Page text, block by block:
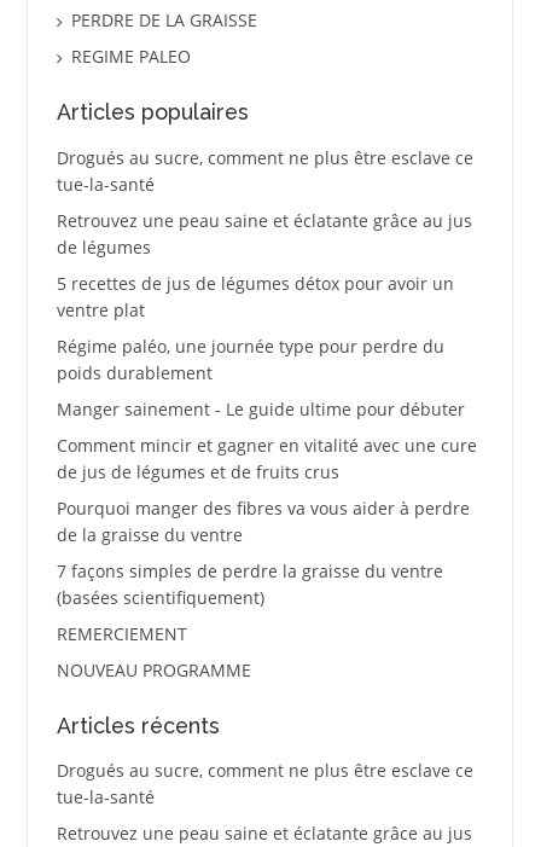
PERDRE DE LA GRAISSE
REGIME PALEO
Articles populaires
Drogués au sucre, comment ne plus être esclave ce
tue-la-santé
Retrouvez une peau saine et éclatante grâce au jus
de légumes
5 recettes de jus de légumes détox pour avoir un
ventre plat
Régime paléo, une journée type pour perdre du
poids durablement
Manger sainement - Le guide ultime pour débuter
Comment mincir et gagner en vitalité avec une cure
de jus de légumes et de fruits crus
Pourquoi manger des fibres va vous aider à perdre
de la graisse du ventre
7 façons simples de perdre la graisse du ventre
(basées scientifiquement)
REMERCIEMENT
NOUVEAU PROGRAMME
Articles récents
Drogués au sucre, comment ne plus être esclave ce
tue-la-santé
Retrouvez une peau saine et éclatante grâce au jus